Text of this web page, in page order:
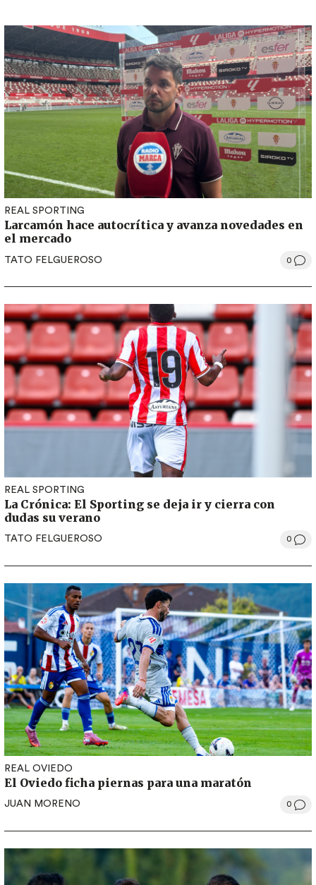
REAL SPORTING
Larcamón hace autocrítica y avanza novedades en
el mercado
TATO FELGUEROSO 0
REAL SPORTING
La Crónica: El Sporting se deja ir y cierra con
dudas su verano
TATO FELGUEROSO 0
REAL OVIEDO
El Oviedo ficha piernas para una maratón
JUAN MORENO 0